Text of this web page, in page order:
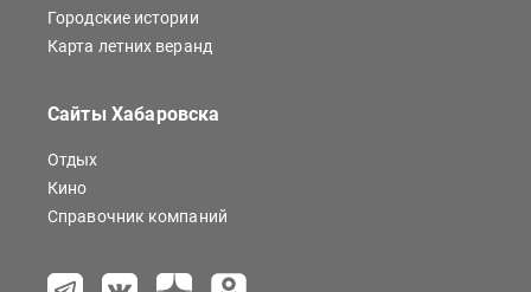
Городские истории
Карта летних веранд
Сайты Хабаровска
Отдых
Кино
Справочник компаний